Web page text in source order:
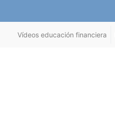
Vídeos educación financiera